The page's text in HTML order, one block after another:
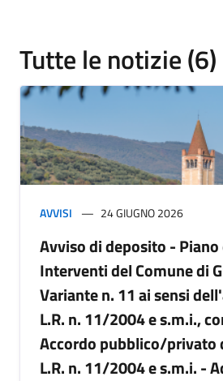
Tutte le notizie (6)
AVVISI 24 GIUGNO 2026
Avviso di deposito -
Interventi del Comune di
Variante n. 11 ai sensi
L.R. n. 11/2004 e s.m.i.,
Accordo pubblico/privato
L.R. n. 11/2004 e s.m.i. -